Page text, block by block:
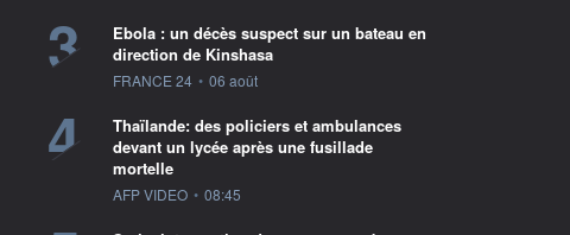
3
Ebola : un décès suspect sur un bateau en
direction de Kinshasa
information fournie par
FRANCE 24 • 06 août
4
Thaïlande: des policiers et ambulances
devant un lycée après une fusillade
mortelle
information fournie par
AFP VIDEO • 08:45